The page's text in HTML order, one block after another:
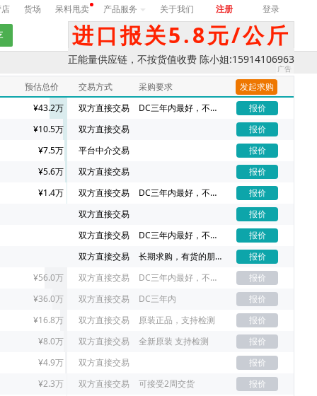
货场 呆料甩卖 产品服务 关于我们 注册 登录
进口报关5.8元/公斤
正能量供应链，不按货值收费 陈小姐:15914106963
预估总价 交易方式 采购要求
发起求购
¥43.2万 双方直接交易 DC三年内最好，不同DC价格不一样
报价
¥10.5万 双方直接交易
报价
¥7.5万 平台中介交易
报价
¥5.6万 双方直接交易
报价
¥1.4万 双方直接交易 DC三年内最好，不同DC价格不一样
报价
双方直接交易
报价
双方直接交易 DC三年内最好，不同DC价格不一样
报价
双方直接交易 长期求购，有货的朋友请联系我吧
报价
¥56.0万 双方直接交易 DC三年内最好，不同DC价格不一样
报价
¥36.0万 双方直接交易 DC三年内
报价
¥16.8万 双方直接交易 原装正品，支持检测
报价
¥8.0万 双方直接交易 全新原装 支持检测
报价
¥4.9万 双方直接交易
报价
¥2.3万 双方直接交易 可接受2周交货
报价